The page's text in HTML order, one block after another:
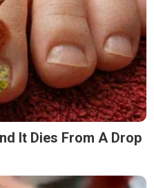
It Dies From A Drop